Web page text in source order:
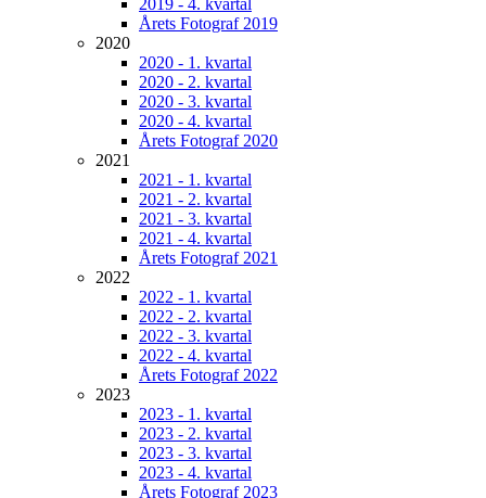
Årets Fotograf 2019
2020
2020 - 1. kvartal
2020 - 2. kvartal
2020 - 3. kvartal
2020 - 4. kvartal
Årets Fotograf 2020
2021
2021 - 1. kvartal
2021 - 2. kvartal
2021 - 3. kvartal
2021 - 4. kvartal
Årets Fotograf 2021
2022
2022 - 1. kvartal
2022 - 2. kvartal
2022 - 3. kvartal
2022 - 4. kvartal
Årets Fotograf 2022
2023
2023 - 1. kvartal
2023 - 2. kvartal
2023 - 3. kvartal
2023 - 4. kvartal
Årets Fotograf 2023